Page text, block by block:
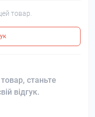
товар.
станьте
відгук.